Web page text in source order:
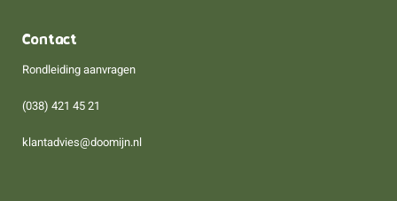
Contact
Rondleiding aanvragen
(038) 421 45 21
klantadvies@doomijn.nl